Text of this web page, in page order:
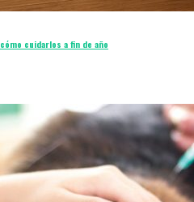
cuidarlos a fin de año